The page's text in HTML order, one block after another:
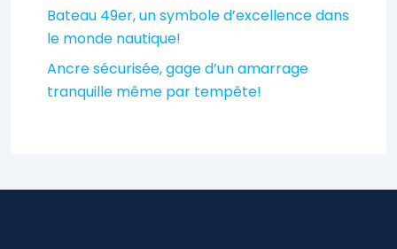
Bateau 49er, un symbole d’excellence dans
le monde nautique!
Ancre sécurisée, gage d’un amarrage
tranquille même par tempête!